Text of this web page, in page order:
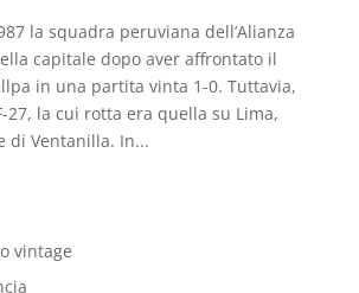
la squadra peruviana dell’Alianza
capitale dopo aver affrontato il
in una partita vinta 1-0. Tuttavia,
27, la cui rotta era quella su Lima,
di Ventanilla. In...
vintage